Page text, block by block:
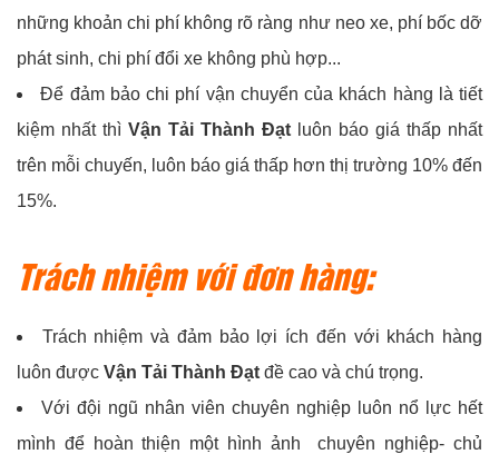
những khoản chi phí không rõ ràng như neo xe, phí bốc dỡ
phát sinh, chi phí đổi xe không phù hợp...
Để đảm bảo chi phí vận chuyển của khách hàng là tiết
kiệm nhất thì Vận Tải Thành Đạt
luôn báo giá thấp nhất
trên mỗi chuyến, luôn báo giá thấp hơn thị trường 10% đến
15%.
Trách nhiệm với đơn hàng:
Trách nhiệm và đảm bảo lợi ích đến với khách hàng
luôn được Vận Tải Thành Đạt đề cao và chú trọng.
Với đội ngũ nhân viên chuyên nghiệp luôn nổ lực hết
mình để hoàn thiện một hình ảnh chuyên nghiệp- chủ